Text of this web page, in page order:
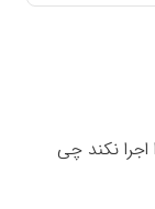
اجرا نکند چی